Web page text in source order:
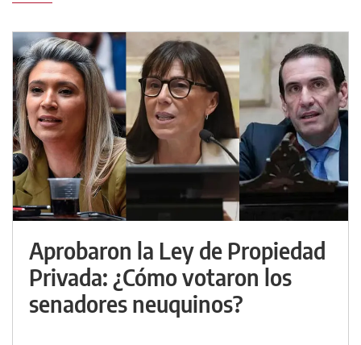
Aprobaron la Ley de Propiedad
Privada: ¿Cómo votaron los
senadores neuquinos?